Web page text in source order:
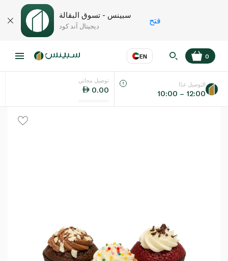
سبينس - تسوق البقالة
ديجيتال آند كود
فتح
EN
اللغة عر
0
توصيل مجاني
0.00
التوصيل غدًا
10:00 – 12:00